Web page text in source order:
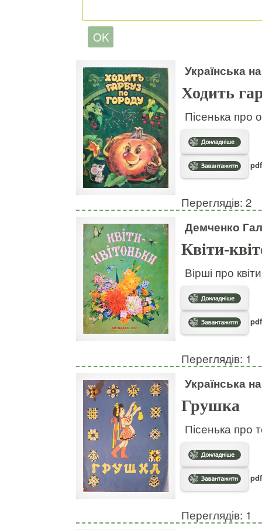
Українська
Ходить
Пісенька про
Переглядів: 2
Демченко
Квіти-
Вірші про
Переглядів: 1
Українська
Грушка
Пісенька про
Переглядів: 1